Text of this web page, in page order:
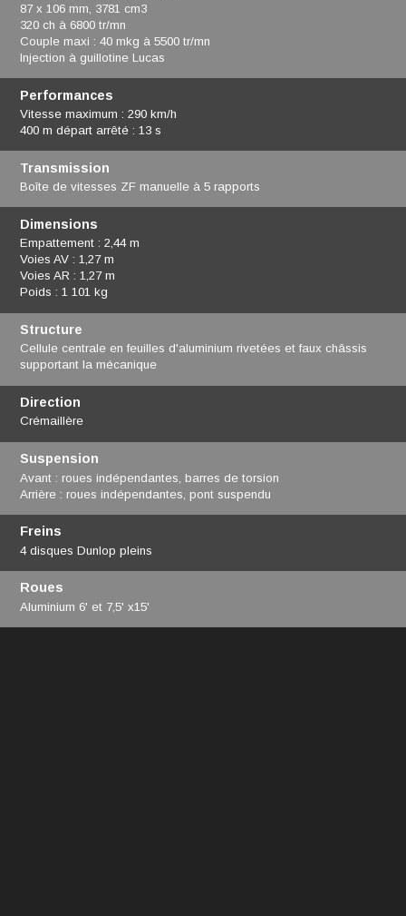
87 x 106 mm, 3781 cm3
320 ch à 6800 tr/mn
Couple maxi : 40 mkg à 5500 tr/mn
Injection à guillotine Lucas
Performances
Vitesse maximum : 290 km/h
400 m départ arrêté : 13 s
Transmission
Boîte de vitesses ZF manuelle à 5 rapports
Dimensions
Empattement : 2,44 m
Voies AV : 1,27 m
Voies AR : 1,27 m
Poids : 1 101 kg
Structure
Cellule centrale en feuilles d'aluminium rivetées et faux châssis
supportant la mécanique
Direction
Crémaillère
Suspension
Avant : roues indépendantes, barres de torsion
Arrière : roues indépendantes, pont suspendu
Freins
4 disques Dunlop pleins
Roues
Aluminium 6' et 7,5' x15'